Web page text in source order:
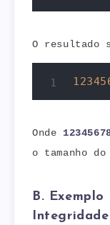
O resultado
Onde
o tamanho
B.